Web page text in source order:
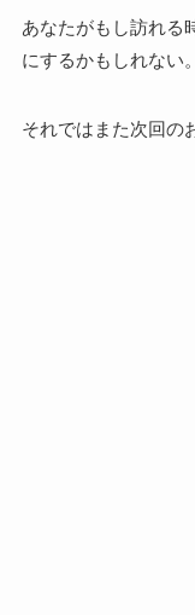
あなたがもし訪れる
にするかもしれない。
それではまた次回の